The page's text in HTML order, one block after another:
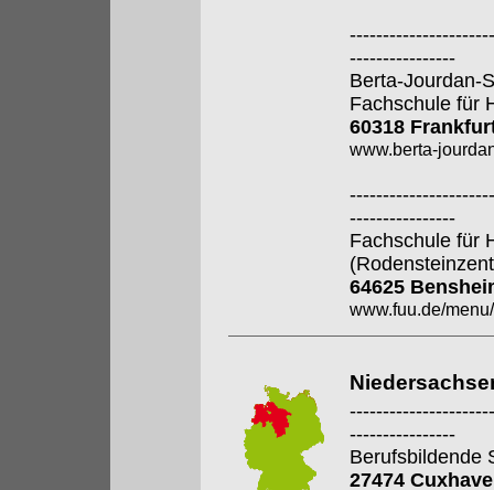
----------------
Berta-Jourdan-
Fachschule für
60318
www.berta-
----------------
Fachschule für
64625
www.fuu.de/
----------------
Berufsbildende
27474